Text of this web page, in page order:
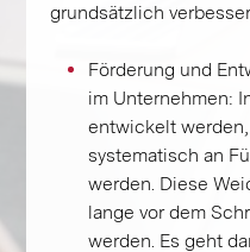
grundsätzlich
Förderung und
im Unternehmen:
entwickelt
systematisch an
werden. Diese
lange vor dem
werden. Es geht